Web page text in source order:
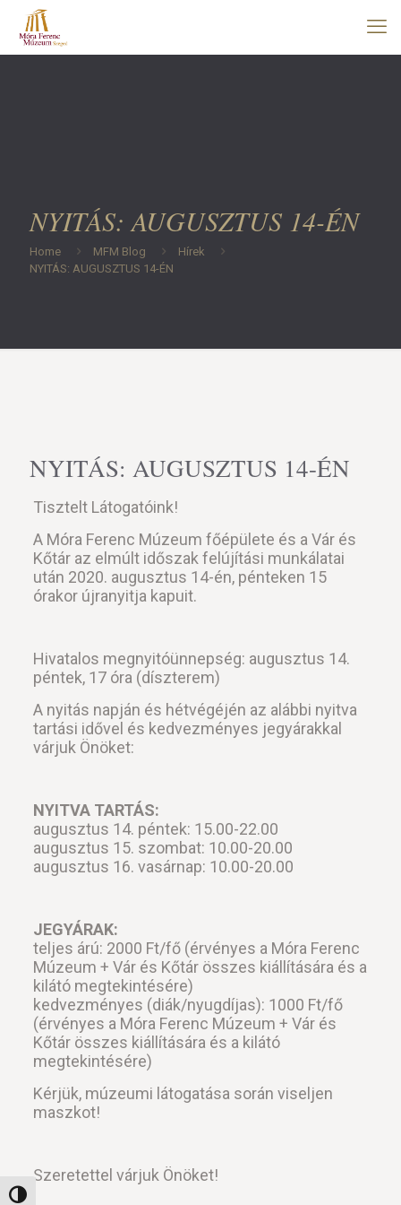
Nagy kontraszt váltása
NYITÁS: AUGUSZTUS 14-ÉN
Home MFM Blog
Hírek
NYITÁS: AUGUSZTUS 14-ÉN
NYITÁS: AUGUSZTUS 14-ÉN
Tisztelt Látogatóink!
A Móra Ferenc Múzeum főépülete és a Vár és
Kőtár az elmúlt időszak felújítási munkálatai
után 2020. augusztus 14-én, pénteken 15
órakor újranyitja kapuit.
Hivatalos megnyitóünnepség: augusztus 14.
péntek, 17 óra (díszterem)
A nyitás napján és hétvégéjén az alábbi nyitva
tartási idővel és kedvezményes jegyárakkal
várjuk Önöket:
NYITVA TARTÁS:
augusztus 14. péntek: 15.00-22.00
augusztus 15. szombat: 10.00-20.00
augusztus 16. vasárnap: 10.00-20.00
JEGYÁRAK:
teljes árú: 2000 Ft/fő (érvényes a Móra Ferenc
Múzeum + Vár és Kőtár összes kiállítására és a
kilátó megtekintésére)
kedvezményes (diák/nyugdíjas): 1000 Ft/fő
(érvényes a Móra Ferenc Múzeum + Vár és
Kőtár összes kiállítására és a kilátó
megtekintésére)
Kérjük, múzeumi látogatása során viseljen
maszkot!
Szeretettel várjuk Önöket!